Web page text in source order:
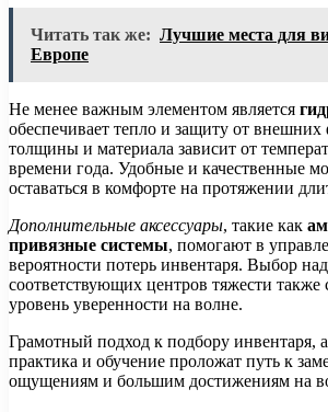
Читать так же: Лучшие места для
Европе
Не менее важным элементом является
обеспечивает тепло и защиту от
толщины и материала зависит от
времени года. Удобные и качественные
оставаться в комфорте на протяжении
Дополнительные аксессуары, такие как
привязные системы, помогают в
вероятности потерь инвентаря. Выбор
соответствующих центров тяжести также
уровень уверенности на волне.
Грамотный подход к подбору инвентаря,
практика и обучение проложат путь к
ощущениям и большим достижениям на